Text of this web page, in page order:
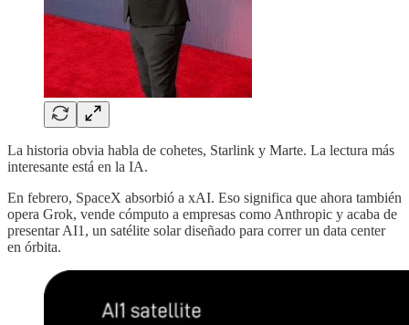
La historia obvia habla de cohetes, Starlink y Marte. La lectura más
interesante está en la IA.
En febrero, SpaceX absorbió a xAI. Eso significa que ahora también
opera Grok, vende cómputo a empresas como Anthropic y acaba de
presentar AI1, un satélite solar diseñado para correr un data center
en órbita.